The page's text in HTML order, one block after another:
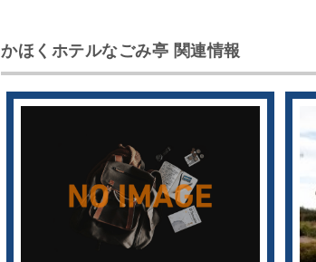
かほくホテルなごみ亭 関連情報